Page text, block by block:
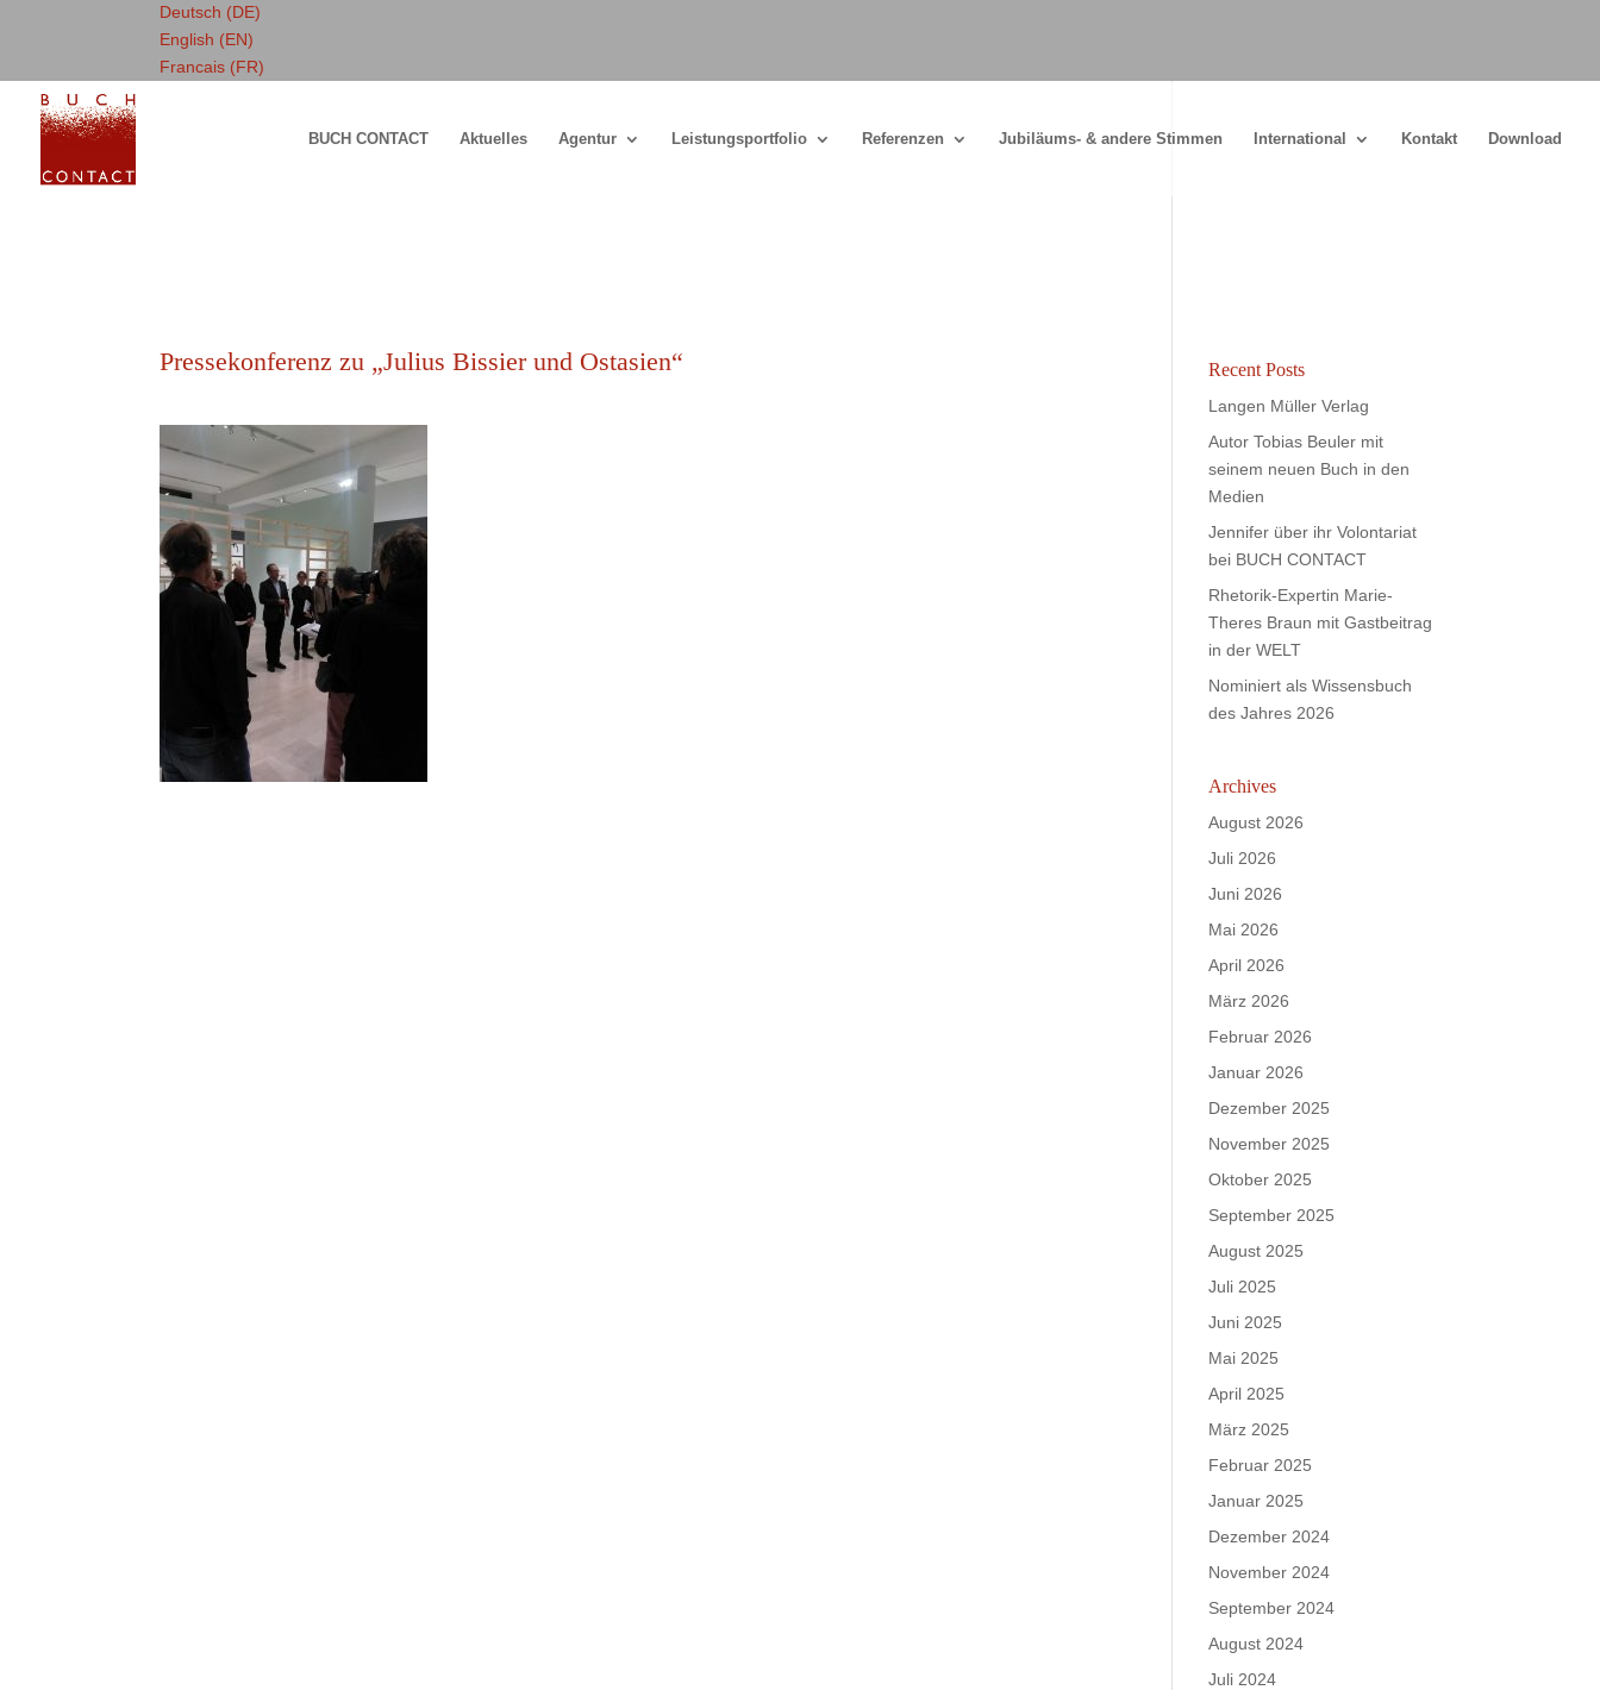
Deutsch (DE)
English (EN)
Francais (FR)
BUCH CONTACT Aktuelles Agentur Leistungsportfolio Referenzen Jubiläums- & andere Stimmen International Kontakt Download
Pressekonferenz zu „Julius Bissier und Ostasien“ Recent Posts
Langen Müller Verlag
Autor Tobias Beuler mit
seinem neuen Buch in den
Medien
Jennifer über ihr Volontariat
bei BUCH CONTACT
Rhetorik-Expertin Marie-
Theres Braun mit Gastbeitrag
in der WELT
Nominiert als Wissensbuch
des Jahres 2026
Archives
August 2026
Juli 2026
Juni 2026
Mai 2026
April 2026
März 2026
Februar 2026
Januar 2026
Dezember 2025
November 2025
Oktober 2025
September 2025
August 2025
Juli 2025
Juni 2025
Mai 2025
April 2025
März 2025
Februar 2025
Januar 2025
Dezember 2024
November 2024
September 2024
August 2024
Juli 2024